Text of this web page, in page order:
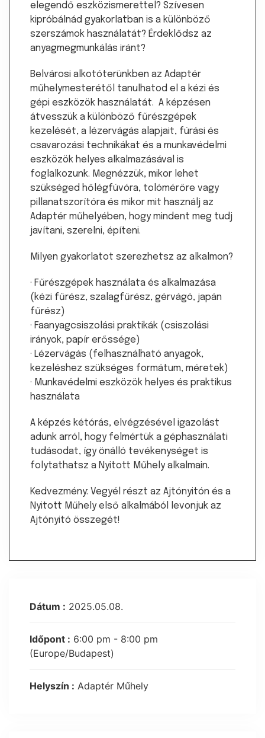
elegendő eszközismerettel? Szívesen
kipróbálnád gyakorlatban is a különböző
szerszámok használatát? Érdeklődsz az
anyagmegmunkálás iránt?
Belvárosi alkotóterünkben az Adaptér
műhelymesterétől tanulhatod el a kézi és
gépi eszközök használatát. A képzésen
átvesszük a különböző fűrészgépek
kezelését, a lézervágás alapjait, fúrási és
csavarozási technikákat és a munkavédelmi
eszközök helyes alkalmazásával is
foglalkozunk. Megnézzük, mikor lehet
szükséged hőlégfúvóra, tolómérőre vagy
pillanatszorítóra és mikor mit használj az
Adaptér műhelyében, hogy mindent meg tudj
javítani, szerelni, építeni.
Milyen gyakorlatot szerezhetsz az alkalmon?
· Fűrészgépek használata és alkalmazása
(kézi fűrész, szalagfűrész, gérvágó, japán
fűrész)
· Faanyagcsiszolási praktikák (csiszolási
irányok, papír erőssége)
· Lézervágás (felhasználható anyagok,
kezeléshez szükséges formátum, méretek)
· Munkavédelmi eszközök helyes és praktikus
használata
A képzés kétórás, elvégzésével igazolást
adunk arról, hogy felmértük a géphasználati
tudásodat, így önálló tevékenységet is
folytathatsz a Nyitott Műhely alkalmain.
Kedvezmény: Vegyél részt az Ajtónyitón és a
Nyitott Műhely első alkalmából levonjuk az
Ajtónyitó összegét!
Dátum : 2025.05.08.
Időpont : 6:00 pm - 8:00 pm
(Europe/Budapest)
Helyszín : Adaptér Műhely